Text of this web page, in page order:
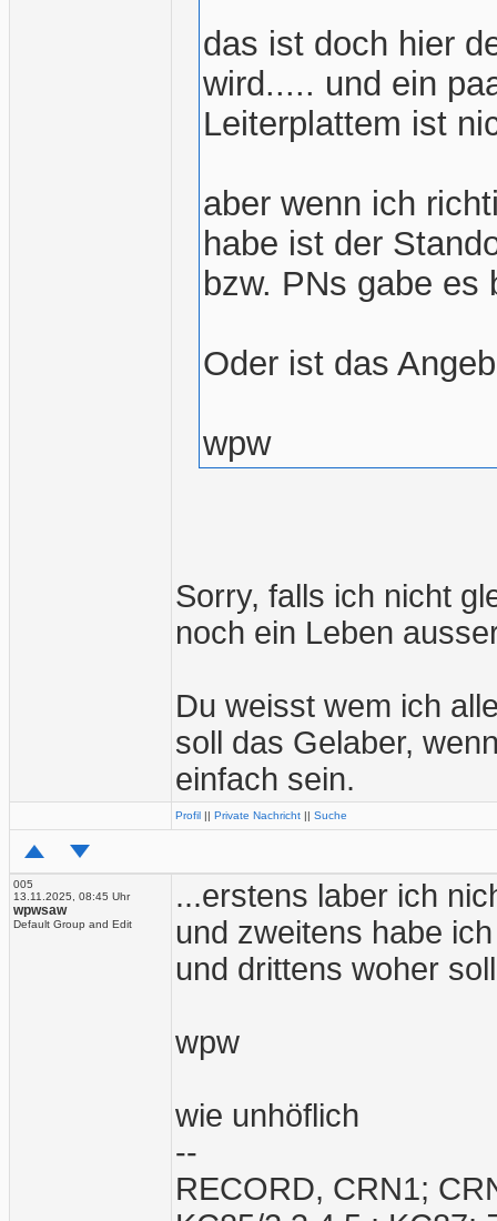
das ist doch hier
wird..... und ein
Leiterplattem ist
aber wenn ich
habe ist der
bzw. PNs gabe es
Oder ist das
wpw
Sorry, falls ich nicht
noch ein Leben
Du weisst wem ich
soll das Gelaber,
einfach sein.
Profil || Private Nachricht || Suche
005
13.11.2025, 08:45 Uhr
wpwsaw
Default Group and Edit
...erstens laber ich
und zweitens habe
und drittens woher
wpw
wie unhöflich
--
RECORD, CRN1;